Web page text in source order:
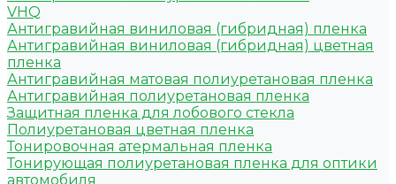
VHQ
Антигравийная виниловая (гибридная) пленка
Антигравийная виниловая (гибридная) цветная
пленка
Антигравийная матовая полиуретановая пленка
Антигравийная полиуретановая пленка
Защитная пленка для лобового стекла
Полиуретановая цветная пленка
Тонировочная атермальная пленка
Тонирующая полиуретановая пленка для оптики
автомобиля